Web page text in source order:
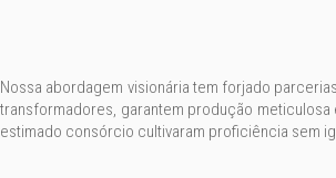
Nossa abordagem visionária tem forjado
transformadores, garantem produção
estimado consórcio cultivaram proficiência sem